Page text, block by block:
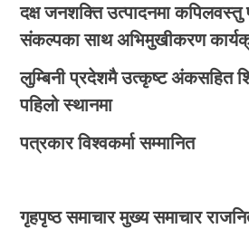
दक्ष जनशक्ति उत्पादनमा कपिलवस्तु
संकल्पका साथ अभिमुखीकरण
लुम्बिनी प्रदेशमै उत्कृष्ट अंकसहित
पहिलो स्थानमा
पत्रकार विश्वकर्मा सम्मानित
गृहपृष्ठ समाचार मुख्य समाचार